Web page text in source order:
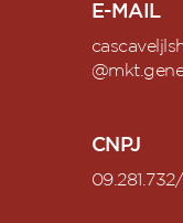
E-MAIL
CNPJ